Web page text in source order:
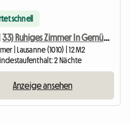
schnell
33) Ruhiges Zimmer In Gemütlichem Haus Mit Garten 3 Minuten Zur U-Bahn
| Lausanne (1010) | 12 M2
2 Nächte
Anzeige ansehen